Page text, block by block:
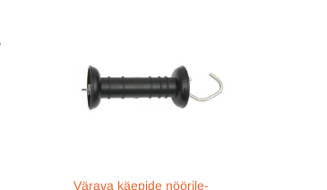
Värava käepide nöörile-